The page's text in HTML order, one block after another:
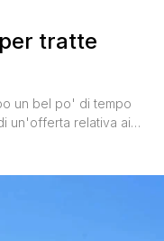
tratte
un bel po' di tempo
un'offerta relativa ai
cost ungherese ha